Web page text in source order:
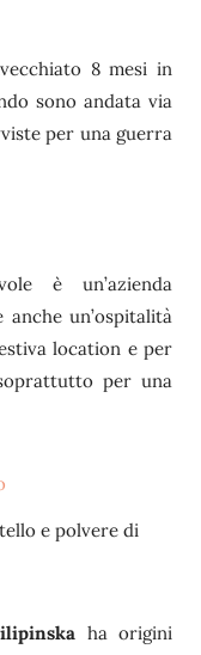
8 mesi in
sono andata via
per una guerra
è un’azienda
un’ospitalità
location e per
per una
e polvere di
ha origini